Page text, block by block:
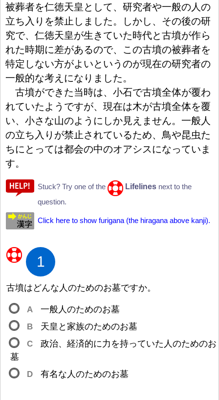
被葬者を仁徳天皇 として、 研究者や一般の 人の
立ち 入 りを禁 止 しました。しかし、その後の研
究で、 仁徳天皇が生 きていた時代と古墳が作ら
れた時期に差があるので、この古墳の被葬者を
特定 しない方がよいというのが現在の研究者の
一般的な考えになりました。
古墳ができた当時は、 小石で古墳全体が覆わ
れていたようですが、 現在は木が古墳全体を覆
い、 小さな山のようにしか見えません。 一般 人
の立ち 入 りが禁 止されているため、 鳥や昆虫た
ちにとっては都会の中のオアシスになっていま
す。
Stuck? Try one of the Lifelines next to the
question.
Click here to show furigana (the hiragana above kanji).
1
古墳はどんな 人のためのお墓ですか。
A 一般人のためのお墓
B
天皇 と 家族のためのお墓
C
政治、 経済的に力 を持っていた 人のためのお
墓
D
有名 な 人のためのお墓